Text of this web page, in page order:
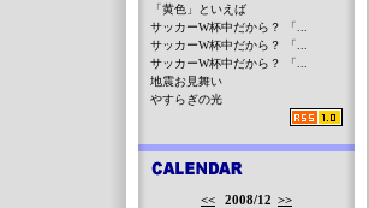
「黄色」といえば
サッカーW杯中だから？ 「...
サッカーW杯中だから？ 「...
サッカーW杯中だから？ 「...
地震お見舞い
やすらぎの光
<< 2008/12 >>